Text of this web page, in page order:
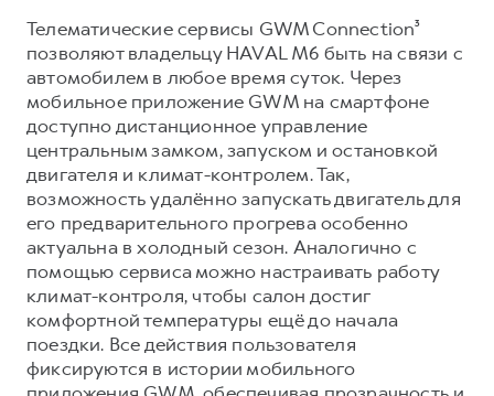
Телематические сервисы GWM Connection³
позволяют владельцу HAVAL M6 быть на связи с
автомобилем в любое время суток. Через
мобильное приложение GWM на смартфоне
доступно дистанционное управление
центральным замком, запуском и остановкой
двигателя и климат-контролем. Так,
возможность удалённо запускать двигатель для
его предварительного прогрева особенно
актуальна в холодный сезон. Аналогично с
помощью сервиса можно настраивать работу
климат-контроля, чтобы салон достиг
комфортной температуры ещё до начала
поездки. Все действия пользователя
фиксируются в истории мобильного